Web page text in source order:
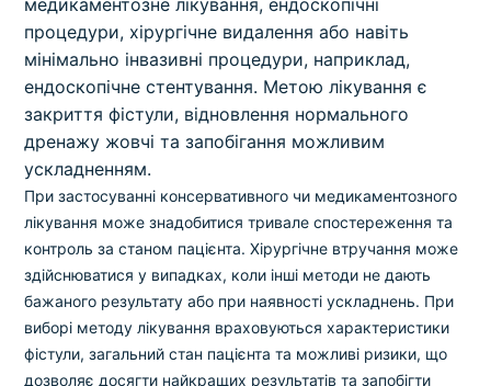
процедури, хірургічне видалення або навіть
мінімально інвазивні процедури, наприклад,
ендоскопічне стентування. Метою лікування є
закриття фістули, відновлення нормального
дренажу жовчі та запобігання можливим
ускладненням.
При застосуванні консервативного чи медикаментозного
лікування може знадобитися тривале спостереження та
контроль за станом пацієнта. Хірургічне втручання може
здійснюватися у випадках, коли інші методи не дають
бажаного результату або при наявності ускладнень. При
виборі методу лікування враховуються характеристики
фістули, загальний стан пацієнта та можливі ризики, що
дозволяє досягти найкращих результатів та запобігти